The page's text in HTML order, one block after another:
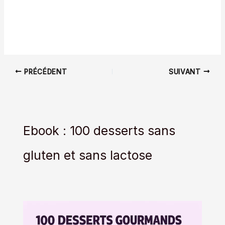
PRÉCÉDENT SUIVANT
Ebook : 100 desserts sans
gluten et sans lactose